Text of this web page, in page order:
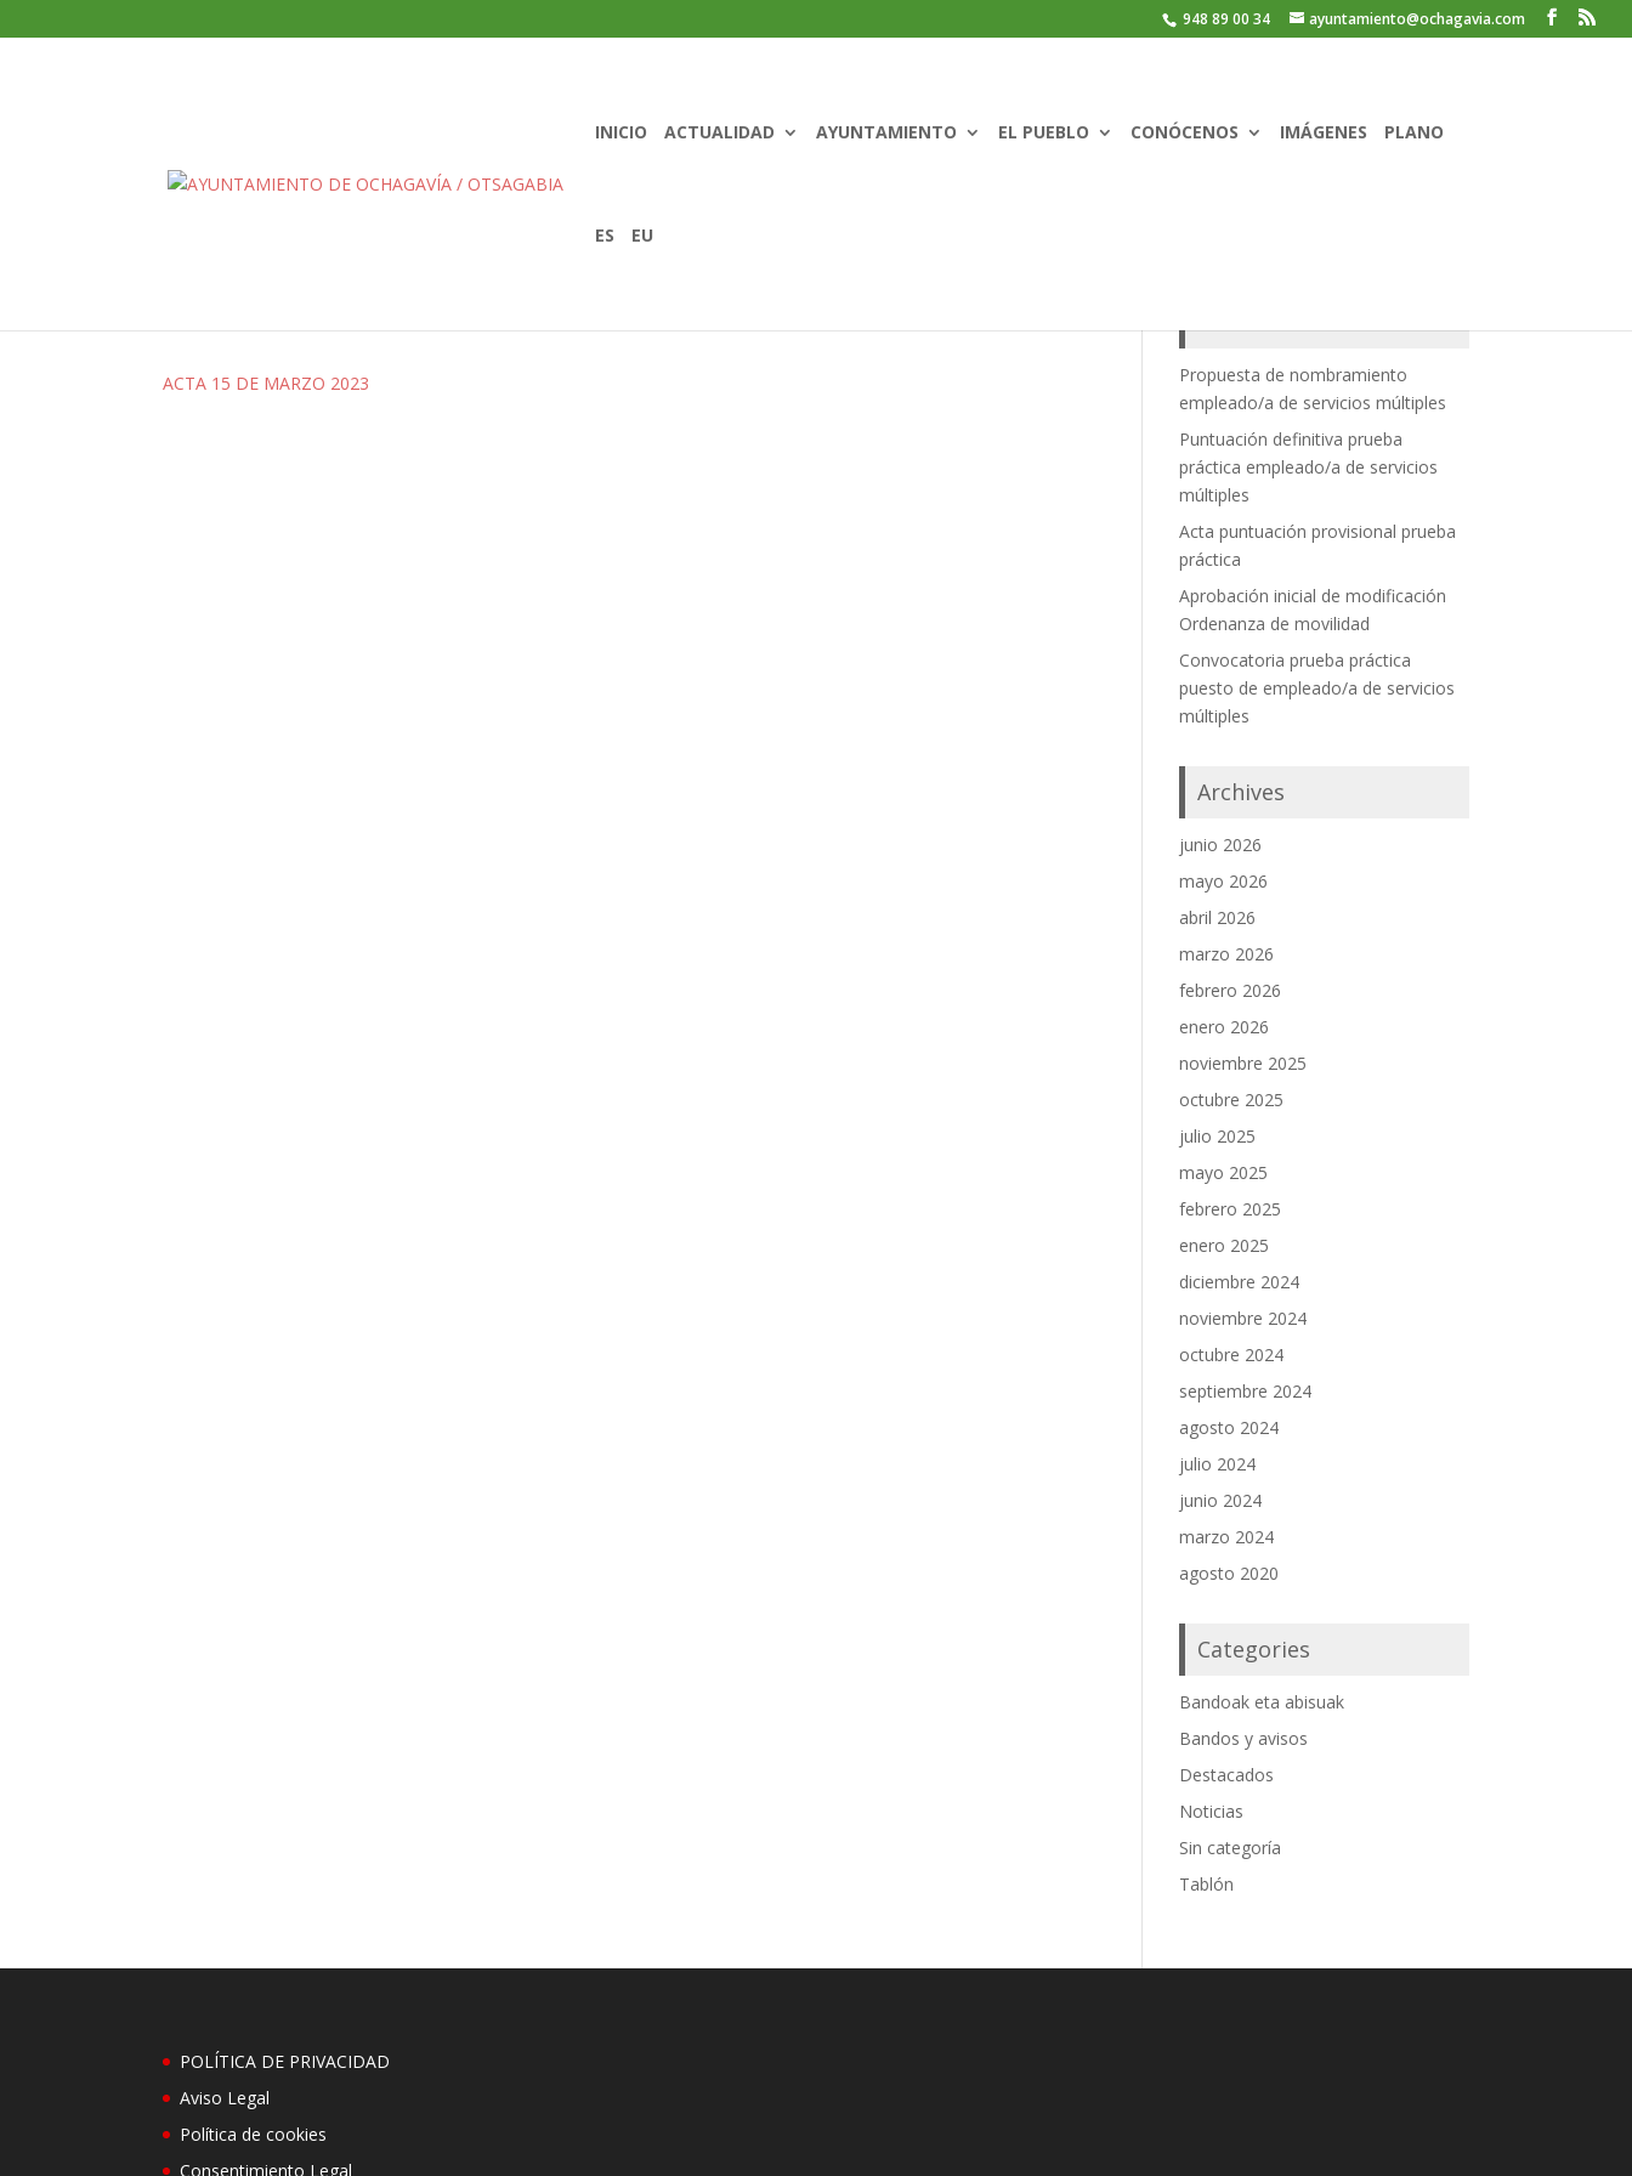
948 89 00 34 ayuntamiento@ochagavia.com
INICIO ACTUALIDAD AYUNTAMIENTO EL PUEBLO CONÓCENOS IMÁGENES PLANO
ES EU
ACTA 15 DE MARZO 2023
Propuesta de nombramiento
empleado/a de servicios múltiples
Puntuación definitiva prueba
práctica empleado/a de servicios
múltiples
Acta puntuación provisional prueba
práctica
Aprobación inicial de modificación
Ordenanza de movilidad
Convocatoria prueba práctica
puesto de empleado/a de servicios
múltiples
Archives
junio 2026
mayo 2026
abril 2026
marzo 2026
febrero 2026
enero 2026
noviembre 2025
octubre 2025
julio 2025
mayo 2025
febrero 2025
enero 2025
diciembre 2024
noviembre 2024
octubre 2024
septiembre 2024
agosto 2024
julio 2024
junio 2024
marzo 2024
agosto 2020
Categories
Bandoak eta abisuak
Bandos y avisos
Destacados
Noticias
Sin categoría
Tablón
POLÍTICA DE PRIVACIDAD
Aviso Legal
Política de cookies
Consentimiento Legal